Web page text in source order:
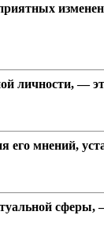
личности, —
его мнений,
сферы,